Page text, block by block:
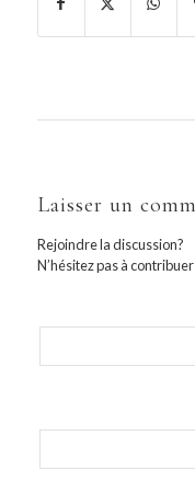
Laisser un
Rejoindre la discussion?
N’hésitez pas à contribuer